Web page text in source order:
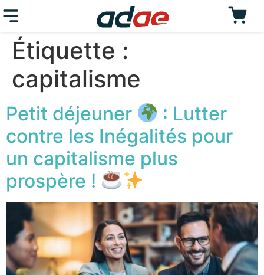
Étiquette :
capitalisme
Petit déjeuner
: Lutter
contre les Inégalités pour
un capitalisme plus
prospère !